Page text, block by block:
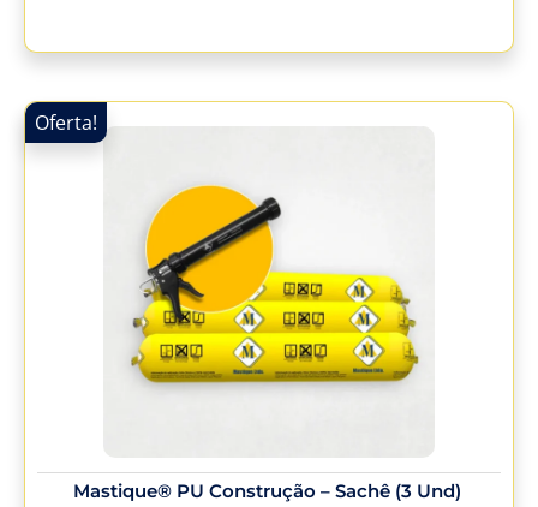
Oferta!
Mastique® PU Construção – Sachê (3 Und)